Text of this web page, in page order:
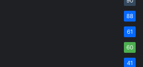
88
61
60
41